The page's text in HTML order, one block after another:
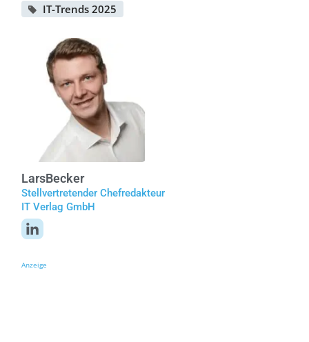
IT-Trends 2025
LarsBecker
Stellvertretender Chefredakteur
IT Verlag GmbH
Anzeige